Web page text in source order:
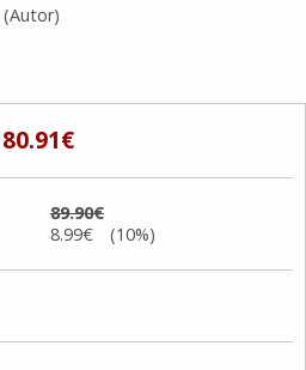
(Autor)
80.91€
89.90€
8.99€ (10%)